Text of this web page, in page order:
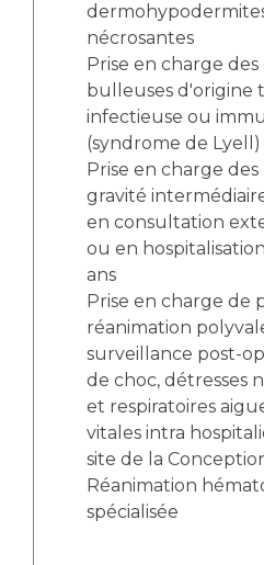
nécrosantes
Prise en charge
bulleuses d'origine
infectieuse ou
(syndrome de Lyell)
Prise en charge
gravité
en consultation
ou en
ans
Prise en charge de
réanimation
surveillance post-
de choc, détresses
et respiratoires
vitales intra
site de la
Réanimation
spécialisée